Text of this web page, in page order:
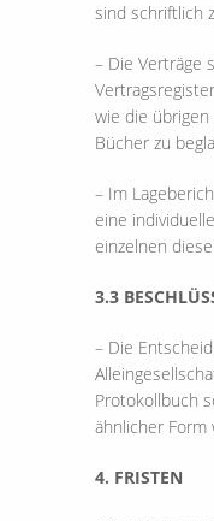
sind schriftlich
– Die Verträge
wie die
Bücher zu
– Im
eine
einzelnen
3.3
– Die
Protokollbuch
ähnlicher Form
4. FRISTEN